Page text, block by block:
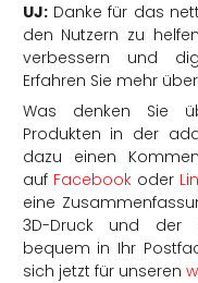
UJ:Danke für das
den Nutzern zu
verbessern und
Erfahren Sie mehr
Was denken Sie
Produkten in der
dazu einen
auf Facebookoder
eine
3D-Druck und der
bequem in Ihr
sich jetzt für unseren